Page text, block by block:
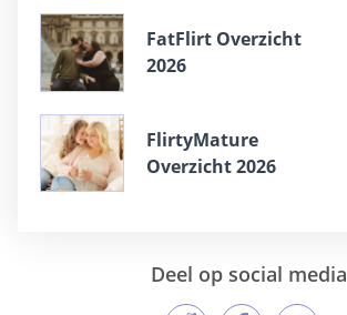
FatFlirt Overzicht
2026
FlirtyMature
Overzicht 2026
Deel op social media